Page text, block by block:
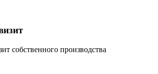
собственного производства